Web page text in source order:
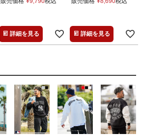
詳細を見る 詳細を見る